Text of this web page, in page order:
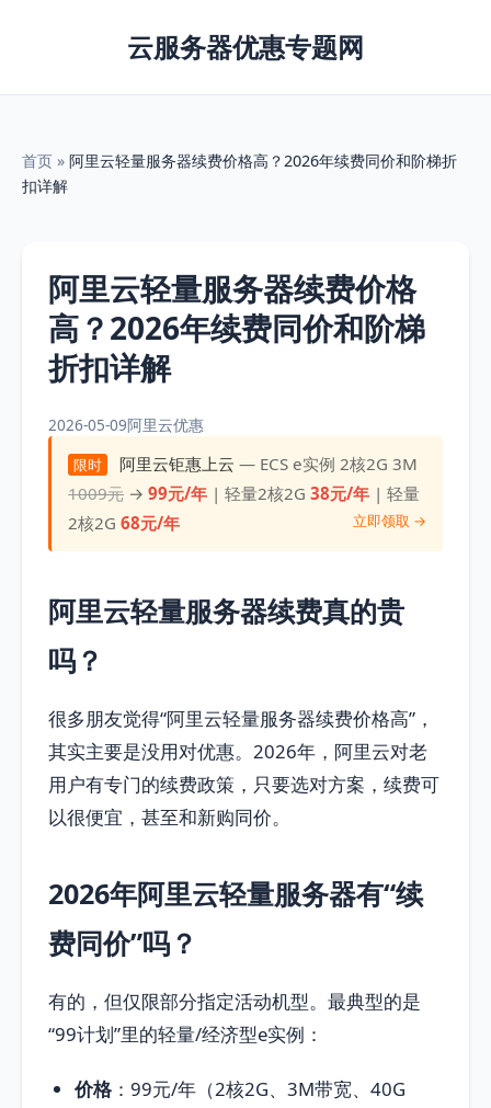
云服务器优惠专题网
首页 » 阿里云轻量服务器续费价格高？2026年续费同价和阶梯折
扣详解
阿里云轻量服务器续费价格
高？2026年续费同价和阶梯
折扣详解
2026-05-09阿里云优惠
限时 阿里云钜惠上云 — ECS e实例 2核2G 3M
1009元 →99元/年 | 轻量2核2G38元/年 | 轻量
2核2G68元/年 立即领取 →
阿里云轻量服务器续费真的贵
吗？
很多朋友觉得“阿里云轻量服务器续费价格高”，
其实主要是没用对优惠。2026年，阿里云对老
用户有专门的续费政策，只要选对方案，续费可
以很便宜，甚至和新购同价。
2026年阿里云轻量服务器有“续
费同价”吗？
有的，但仅限部分指定活动机型。最典型的是
“99计划”里的轻量/经济型e实例：
价格 ：99元/年（2核2G、3M带宽、40G